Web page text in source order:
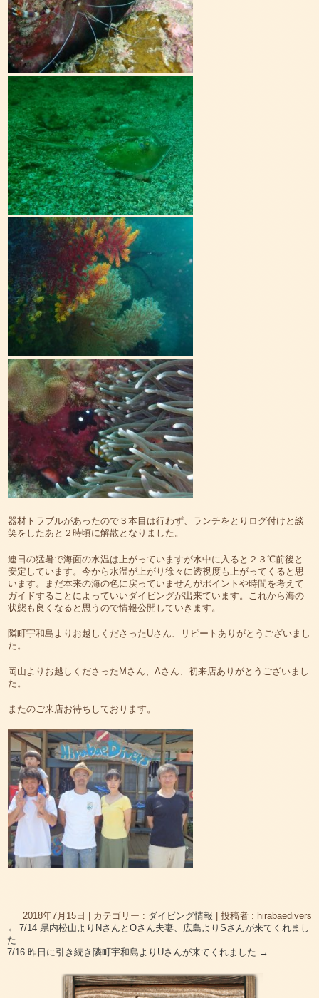
器材トラブルがあったので３本目は行わず、ランチをとりログ付けと談
笑をしたあと２時頃に解散となりました。
連日の猛暑で海面の水温は上がっていますが水中に入ると２３℃前後と
安定しています。今から水温が上がり徐々に透視度も上がってくると思
います。まだ本来の海の色に戻っていませんがポイントや時間を考えて
ガイドすることによっていいダイビングが出来ています。これから海の
状態も良くなると思うので情報公開していきます。
隣町宇和島よりお越しくださったUさん、リピートありがとうございまし
た。
岡山よりお越しくださったMさん、Aさん、初来店ありがとうございまし
た。
またのご来店お待ちしております。
2018年7月15日 | カテゴリー : ダイビング情報 | 投稿者 : hirabaedivers
← 7/14 県内松山よりNさんとOさん夫妻、広島よりSさんが来てくれまし
た
7/16 昨日に引き続き隣町宇和島よりUさんが来てくれました →